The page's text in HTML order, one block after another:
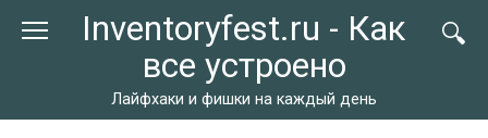
Inventoryfest.ru - Как
все устроено
Лайфхаки и фишки на каждый день